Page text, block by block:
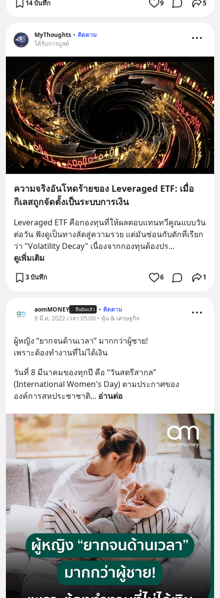
14 บันทึก 9 5
MyThoughts • ติดตาม
ได้รับการบูสต์
ความจริงอันโหดร้ายของ Leveraged ETF: เมื่อ
กิเลสถูกจัดตั้งเป็นระบบการเงิน
Leveraged ETF คือกองทุนที่ให้ผลตอบแทนทวีคูณแบบวัน
ต่อวัน ฟังดูเป็นทางลัดสู่ความรวย แต่มันซ่อนกับดักที่เรียก
ว่า "Volatility Decay" เนื่องจากกองทุนต้องปร...
ดูเพิ่มเติม
3 บันทึก 6 1
aomMONEY ยืนยันแล้ว • ติดตาม
9 มี.ค. 2022 เวลา 05:00 • หุ้น & เศรษฐกิจ
ผู้หญิง “ยากจนด้านเวลา” มากกว่าผู้ชาย!
เพราะต้องทำงานที่ไม่ได้เงิน
วันที่ 8 มีนาคมของทุกปี คือ “วันสตรีสากล”
(International Women's Day) ตามประกาศของ
องค์การสหประชาชาติ... อ่านต่อ